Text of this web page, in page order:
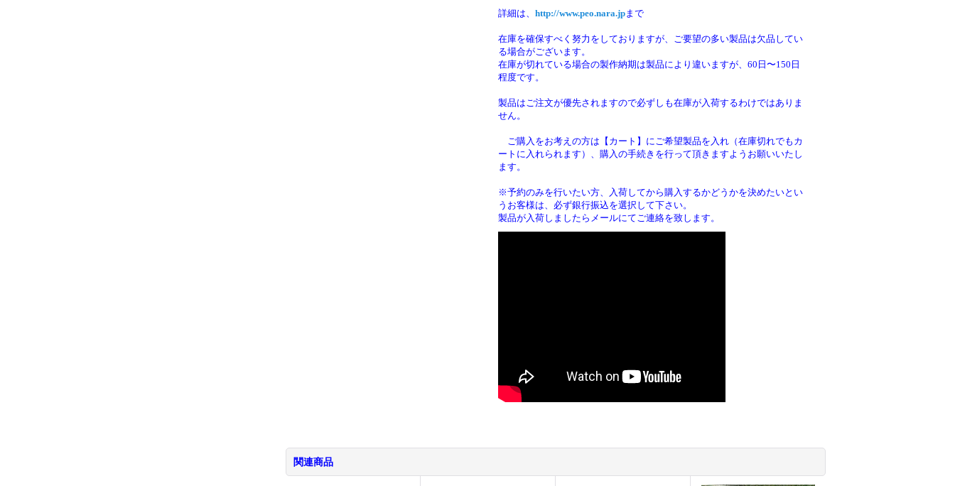
詳細は、 http://www.peo.nara.jpまで
在庫を確保すべく努力をしておりますが、ご要望の多い製品は欠品してい
る場合がございます。
在庫が切れている場合の製作納期は製品により違いますが、60日〜150日
程度です。
製品はご注文が優先されますので必ずしも在庫が入荷するわけではありま
せん。
ご購入をお考えの方は【カート】にご希望製品を入れ（在庫切れでもカ
ートに入れられます）、購入の手続きを行って頂きますようお願いいたし
ます。
※予約のみを行いたい方、入荷してから購入するかどうかを決めたいとい
うお客様は、必ず銀行振込を選択して下さい。
製品が入荷しましたらメールにてご連絡を致します。
関連商品